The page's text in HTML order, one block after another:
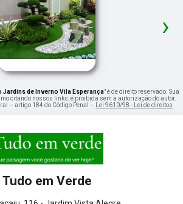
›
Jardins de Inverno Vila Esperança" é de direito reservado. Sua
citando nossos links, é proibida sem a autorização do autor.
– artigo 184 do Código Penal – Lei 9610/98 - Lei de direitos
Tudo em Verde